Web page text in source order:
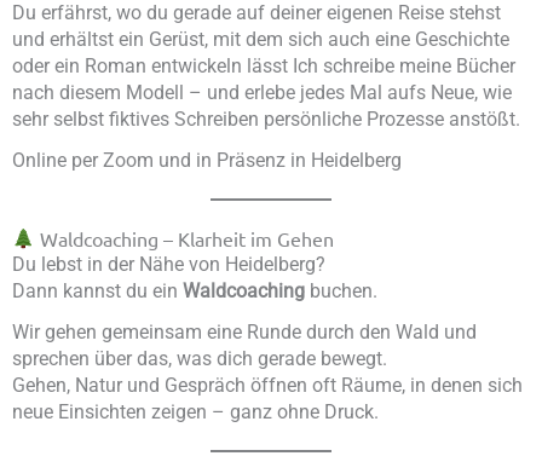
Du erfährst, wo du gerade auf deiner eigenen Reise stehst
und erhältst ein Gerüst, mit dem sich auch eine Geschichte
oder ein Roman entwickeln lässt Ich schreibe meine Bücher
nach diesem Modell – und erlebe jedes Mal aufs Neue, wie
sehr selbst fiktives Schreiben persönliche Prozesse anstößt.
Online per Zoom und in Präsenz in Heidelberg
Waldcoaching – Klarheit im Gehen
Du lebst in der Nähe von Heidelberg?
Dann kannst du ein Waldcoaching buchen.
Wir gehen gemeinsam eine Runde durch den Wald und
sprechen über das, was dich gerade bewegt.
Gehen, Natur und Gespräch öffnen oft Räume, in denen sich
neue Einsichten zeigen – ganz ohne Druck.